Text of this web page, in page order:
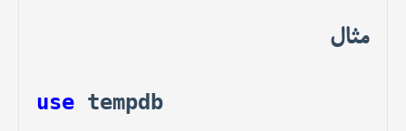
مثال
use tempdb